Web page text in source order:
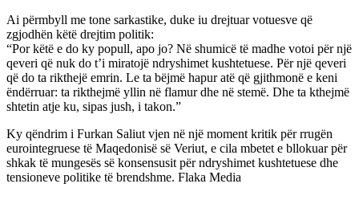
Ai përmbyll me tone sarkastike, duke iu drejtuar votuesve që
zgjodhën këtë drejtim politik:
“Por këtë e do ky popull, apo jo? Në shumicë të madhe votoi për një
qeveri që nuk do t’i miratojë ndryshimet kushtetuese. Për një qeveri
që do ta rikthejë emrin. Le ta bëjmë hapur atë që gjithmonë e keni
ëndërruar: ta rikthejmë yllin në flamur dhe në stemë. Dhe ta kthejmë
shtetin atje ku, sipas jush, i takon.”
Ky qëndrim i Furkan Saliut vjen në një moment kritik për rrugën
eurointegruese të Maqedonisë së Veriut, e cila mbetet e bllokuar për
shkak të mungesës së konsensusit për ndryshimet kushtetuese dhe
tensioneve politike të brendshme. Flaka Media